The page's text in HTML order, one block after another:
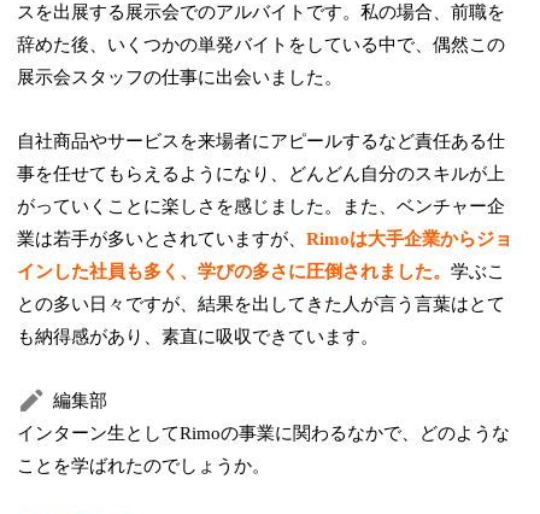
スを出展する展示会でのアルバイトです。私の場合、前職を
辞めた後、いくつかの単発バイトをしている中で、偶然この
展示会スタッフの仕事に出会いました。
自社商品やサービスを来場者にアピールするなど責任ある仕
事を任せてもらえるようになり、どんどん自分のスキルが上
がっていくことに楽しさを感じました。また、ベンチャー企
業は若手が多いとされていますが、Rimoは大手企業からジョ
インした社員も多く、学びの多さに圧倒されました。学ぶこ
との多い日々ですが、結果を出してきた人が言う言葉はとて
も納得感があり、素直に吸収できています。
編集部
インターン生としてRimoの事業に関わるなかで、どのような
ことを学ばれたのでしょうか。